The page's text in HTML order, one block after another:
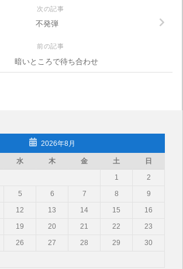
次の記事
不発弾
前の記事
暗いところで待ち合わせ
2026年8月
水 木 金 土
日
1
2
5 6 7 8
9
12 13 14 15
16
19 20 21 22
23
26 27 28 29
30